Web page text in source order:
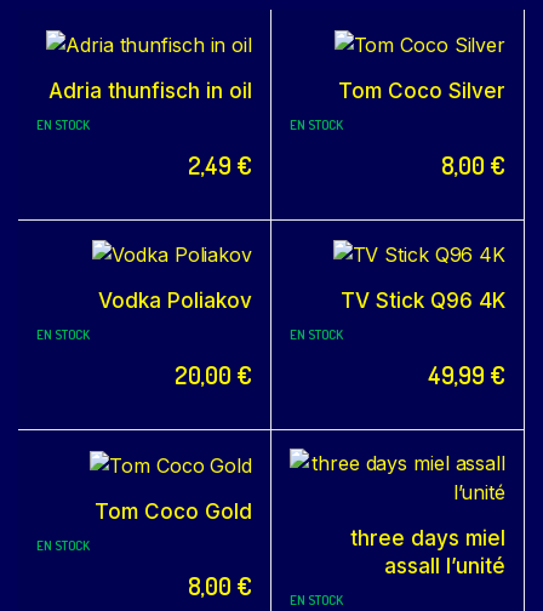
Adria thunfisch in oil
EN STOCK
2,49 €
Tom Coco Silver
EN STOCK
8,00 €
Vodka Poliakov
EN STOCK
20,00 €
TV Stick Q96 4K
EN STOCK
49,99 €
Tom Coco Gold
EN STOCK
8,00 €
three days miel
assall l’unité
EN STOCK